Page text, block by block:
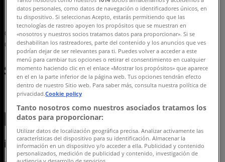
İpekyol | Yenimahalle Mah. Çarşamba Cad. No:52
Canik,
Harita
+90(362)290 33 48
Harita
+90(362)290 33 48
Samsun-İpekyol fırsatları
İpekyol
datos personales, como datos de navegación o identificadores únicos, en
tu dispositivo. Si seleccionas Acepto, estarás permitiendo que las
tecnologías de rastreo apoyen los propósitos que se muestran en
«nosotros y nuestros socios tratamos datos para proporcionar». Si se
deshabilitan los rastreadores, parte del contenido y los anuncios que ves
podrían dejar de ser relevantes para ti. Puedes volver a acceder a este
menú para cambiar tus opciones o retirar el consentimiento en cualquier
momento haciendo clic en el enlace «Mostrar los propósitos» que aparece
en el en la parte inferior de la página web. Tus opciones tendrán efecto
dentro de nuestro Sitio web. Para saber más, consulta nuestra política de
privacidad.Cookie policy
Tanto nosotros como nuestros asociados tratamos los
datos para proporcionar:
Utilizar datos de localización geográfica precisa. Analizar activamente las
características del dispositivo para su identificación. Almacenar la
información en un dispositivo y/o acceder a ella. Publicidad y contenido
personalizados, medición de publicidad y contenido, investigación de